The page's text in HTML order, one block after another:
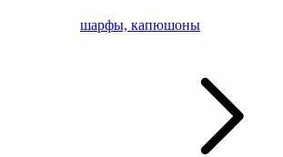
шарфы, капюшоны